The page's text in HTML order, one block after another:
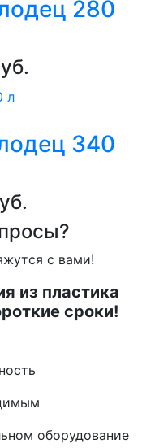
280
340
с вами!
из пластика
сроки!
оборудование